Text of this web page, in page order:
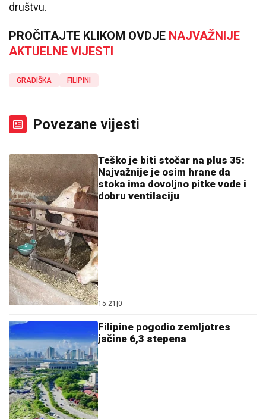
društvu.
PROČITAJTE KLIKOM OVDJE NAJVAŽNIJE
AKTUELNE VIJESTI
GRADIŠKA FILIPINI
Povezane vijesti
Teško je biti stočar na plus 35:
Najvažnije je osim hrane da
stoka ima dovoljno pitke vode i
dobru ventilaciju
15:21 0
Filipine pogodio zemljotres
jačine 6,3 stepena